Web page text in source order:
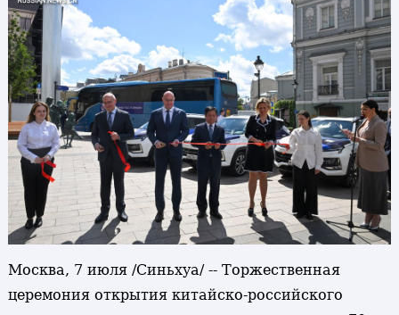
Москва, 7 июля /Синьхуа/ -- Торжественная
церемония открытия китайско-российского